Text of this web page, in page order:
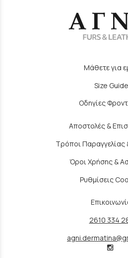
Μάθετε για
Size Guide
Οδηγίες
Αποστολές &
Τρόποι
Όροι Χρήσης &
Ρυθμίσεις
2610 334